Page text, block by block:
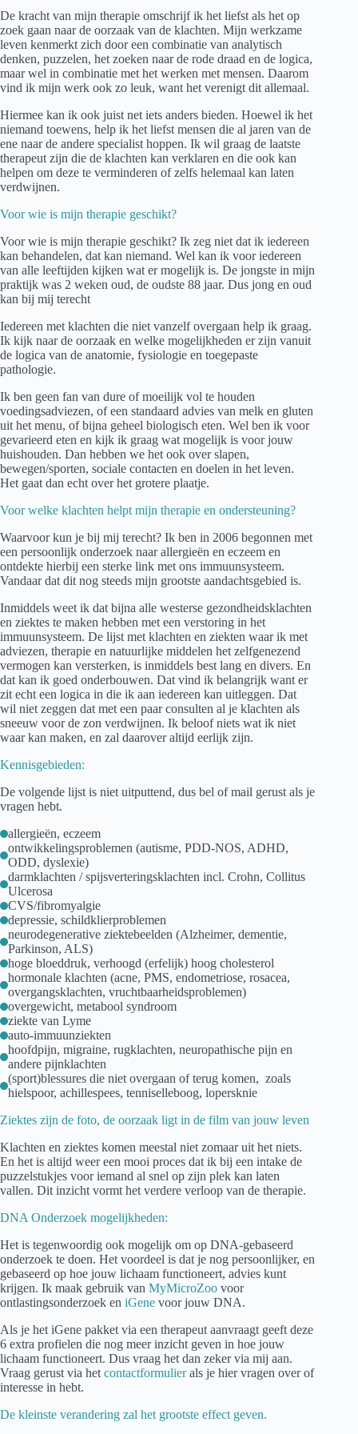
De kracht van mijn therapie omschrijf ik het liefst als het op
zoek gaan naar de oorzaak van de klachten. Mijn werkzame
leven kenmerkt zich door een combinatie van analytisch
denken, puzzelen, het zoeken naar de rode draad en de logica,
maar wel in combinatie met het werken met mensen. Daarom
vind ik mijn werk ook zo leuk, want het verenigt dit allemaal.
Hiermee kan ik ook juist net iets anders bieden. Hoewel ik het
niemand toewens, help ik het liefst mensen die al jaren van de
ene naar de andere specialist hoppen. Ik wil graag de laatste
therapeut zijn die de klachten kan verklaren en die ook kan
helpen om deze te verminderen of zelfs helemaal kan laten
verdwijnen.
Voor wie is mijn therapie geschikt?
Voor wie is mijn therapie geschikt? Ik zeg niet dat ik iedereen
kan behandelen, dat kan niemand. Wel kan ik voor iedereen
van alle leeftijden kijken wat er mogelijk is. De jongste in mijn
praktijk was 2 weken oud, de oudste 88 jaar. Dus jong en oud
kan bij mij terecht
Iedereen met klachten die niet vanzelf overgaan help ik graag.
Ik kijk naar de oorzaak en welke mogelijkheden er zijn vanuit
de logica van de anatomie, fysiologie en toegepaste
pathologie.
Ik ben geen fan van dure of moeilijk vol te houden
voedingsadviezen, of een standaard advies van melk en gluten
uit het menu, of bijna geheel biologisch eten. Wel ben ik voor
gevarieerd eten en kijk ik graag wat mogelijk is voor jouw
huishouden. Dan hebben we het ook over slapen,
bewegen/sporten, sociale contacten en doelen in het leven.
Het gaat dan echt over het grotere plaatje.
Voor welke klachten helpt mijn therapie en ondersteuning?
Waarvoor kun je bij mij terecht? Ik ben in 2006 begonnen met
een persoonlijk onderzoek naar allergieën en eczeem en
ontdekte hierbij een sterke link met ons immuunsysteem.
Vandaar dat dit nog steeds mijn grootste aandachtsgebied is.
Inmiddels weet ik dat bijna alle westerse gezondheidsklachten
en ziektes te maken hebben met een verstoring in het
immuunsysteem. De lijst met klachten en ziekten waar ik met
adviezen, therapie en natuurlijke middelen het zelfgenezend
vermogen kan versterken, is inmiddels best lang en divers. En
dat kan ik goed onderbouwen. Dat vind ik belangrijk want er
zit echt een logica in die ik aan iedereen kan uitleggen. Dat
wil niet zeggen dat met een paar consulten al je klachten als
sneeuw voor de zon verdwijnen. Ik beloof niets wat ik niet
waar kan maken, en zal daarover altijd eerlijk zijn.
Kennisgebieden:
De volgende lijst is niet uitputtend, dus bel of mail gerust als je
vragen hebt.
allergieën, eczeem
ontwikkelingsproblemen (autisme, PDD-NOS, ADHD,
ODD, dyslexie)
darmklachten / spijsverteringsklachten incl. Crohn, Collitus
Ulcerosa
CVS/fibromyalgie
depressie, schildklierproblemen
neurodegenerative ziektebeelden (Alzheimer, dementie,
Parkinson, ALS)
hoge bloeddruk, verhoogd (erfelijk) hoog cholesterol
hormonale klachten (acne, PMS, endometriose, rosacea,
overgangsklachten, vruchtbaarheidsproblemen)
overgewicht, metabool syndroom
ziekte van Lyme
auto-immuunziekten
hoofdpijn, migraine, rugklachten, neuropathische pijn en
andere pijnklachten
(sport)blessures die niet overgaan of terug komen, zoals
hielspoor, achillespees, tenniselleboog, lopersknie
Ziektes zijn de foto, de oorzaak ligt in de film van jouw leven
Klachten en ziektes komen meestal niet zomaar uit het niets.
En het is altijd weer een mooi proces dat ik bij een intake de
puzzelstukjes voor iemand al snel op zijn plek kan laten
vallen. Dit inzicht vormt het verdere verloop van de therapie.
DNA Onderzoek mogelijkheden:
Het is tegenwoordig ook mogelijk om op DNA-gebaseerd
onderzoek te doen. Het voordeel is dat je nog persoonlijker, en
gebaseerd op hoe jouw lichaam functioneert, advies kunt
krijgen. Ik maak gebruik van MyMicroZoo voor
ontlastingsonderzoek en iGene voor jouw DNA.
Als je het iGene pakket via een therapeut aanvraagt geeft deze
6 extra profielen die nog meer inzicht geven in hoe jouw
lichaam functioneert. Dus vraag het dan zeker via mij aan.
Vraag gerust via het contactformulierals je hier vragen over of
interesse in hebt.
De kleinste verandering zal het grootste effect geven.